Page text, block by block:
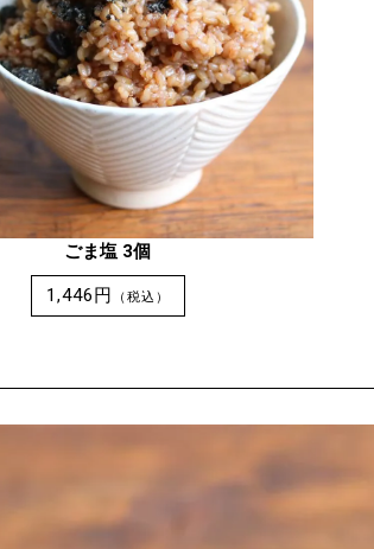
ごま塩 3個
1,446円 （税込）